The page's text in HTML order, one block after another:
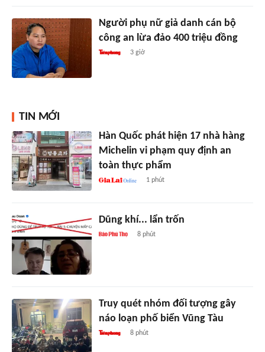
Người phụ nữ giả danh cán bộ
công an lừa đảo 400 triệu đồng
3 giờ
TIN MỚI
Hàn Quốc phát hiện 17 nhà hàng
Michelin vi phạm quy định an
toàn thực phẩm
1 phút
Dũng khí... lẩn trốn
8 phút
Truy quét nhóm đối tượng gây
náo loạn phố biển Vũng Tàu
8 phút